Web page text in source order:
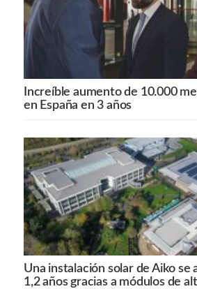
Increíble aumento de 10.000
en España en 3 años
Una instalación solar de Aiko se
1,2 años gracias a módulos de